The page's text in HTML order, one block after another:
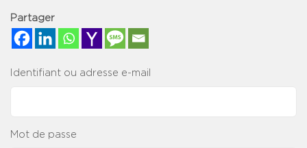
Partager
Identifiant ou adresse e-mail
Mot de passe